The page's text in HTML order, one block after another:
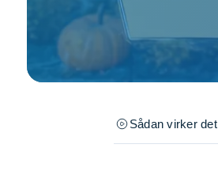
Sådan virker det